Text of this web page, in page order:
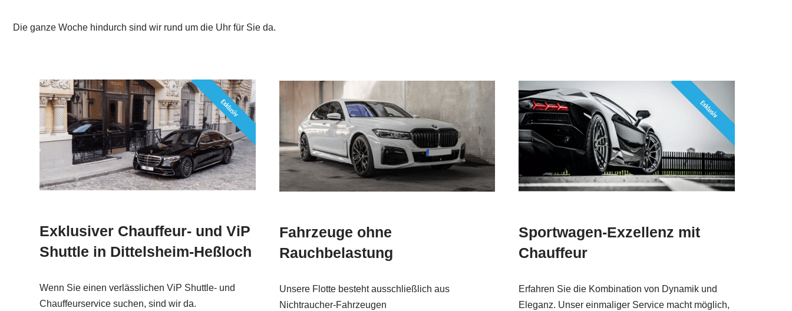
Die ganze Woche hindurch sind wir rund um die Uhr für Sie da.
Exklusiver Chauffeur- und ViP
Shuttle in Dittelsheim-Heßloch
Wenn Sie einen verlässlichen ViP Shuttle- und
Chauffeurservice suchen, sind wir da.
Fahrzeuge ohne
Rauchbelastung
Unsere Flotte besteht ausschließlich aus
Nichtraucher-Fahrzeugen
Sportwagen-Exzellenz mit
Chauffeur
Erfahren Sie die Kombination von Dynamik und
Eleganz. Unser einmaliger Service macht möglich,